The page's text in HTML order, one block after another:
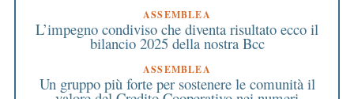
ASSEMBLEA
L’impegno condiviso che diventa risultato ecco il
bilancio 2025 della nostra Bcc
ASSEMBLEA
Un gruppo più forte per sostenere le comunità il